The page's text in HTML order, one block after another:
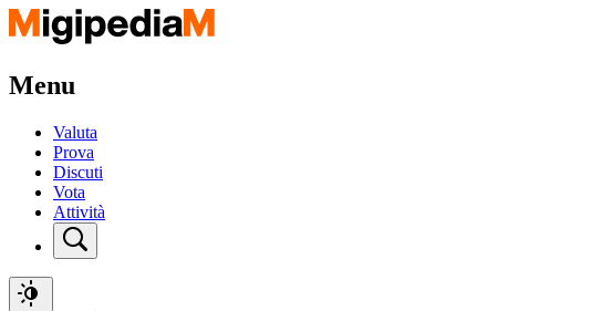
Menu
Valuta
Prova
Discuti
Vota
Attività